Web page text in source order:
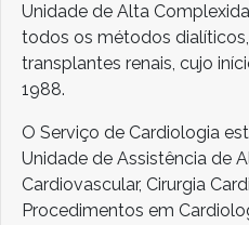
Unidade de Alta
todos os métodos
transplantes renais, cujo
1988.
O Serviço de Cardiologia
Unidade de Assistência de
Cardiovascular, Cirurgia
Procedimentos em